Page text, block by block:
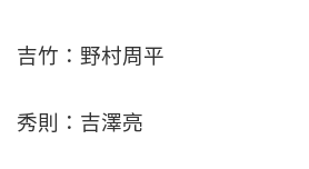
吉竹：野村周平
秀則：吉澤亮